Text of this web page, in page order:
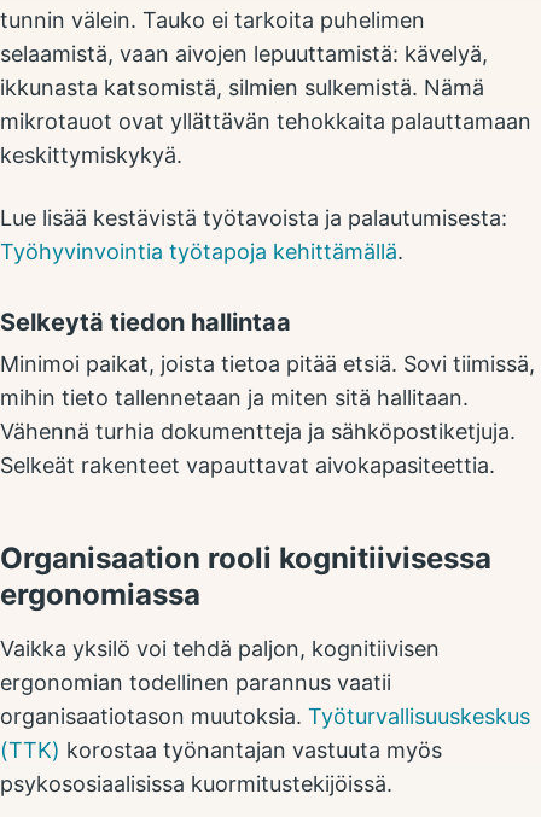
tunnin välein. Tauko ei tarkoita puhelimen
selaamistä, vaan aivojen lepuuttamistä: kävelyä,
ikkunasta katsomistä, silmien sulkemistä. Nämä
mikrotauot ovat yllättävän tehokkaita palauttamaan
keskittymiskykyä.
Lue lisää kestävistä työtavoista ja palautumisesta:
Työhyvinvointia työtapoja kehittämällä.
Selkeytä tiedon hallintaa
Minimoi paikat, joista tietoa pitää etsiä. Sovi tiimissä,
mihin tieto tallennetaan ja miten sitä hallitaan.
Vähennä turhia dokumentteja ja sähköpostiketjuja.
Selkeät rakenteet vapauttavat aivokapasiteettia.
Organisaation rooli kognitiivisessa
ergonomiassa
Vaikka yksilö voi tehdä paljon, kognitiivisen
ergonomian todellinen parannus vaatii
organisaatiotason muutoksia. Työturvallisuuskeskus
(TTK) korostaa työnantajan vastuuta myös
psykososiaalisissa kuormitustekijöissä.